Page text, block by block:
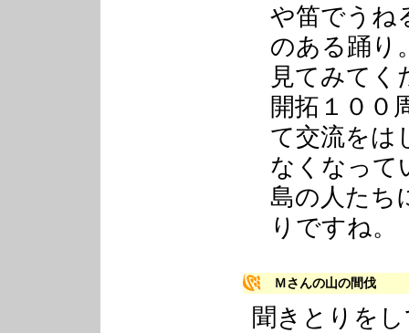
や笛でうね
のある踊り
見てみてく
開拓１００
て交流をは
なくなって
島の人たち
りですね。
Ｍさんの山の間伐
聞きとりを